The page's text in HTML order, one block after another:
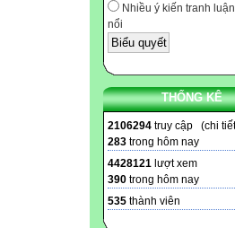
Nhiều ý kiến tranh
nổi
THỐNG KÊ
2106294 truy cập (chi tiết
283 trong hôm nay
4428121 lượt xem
390 trong hôm nay
535 thành viên